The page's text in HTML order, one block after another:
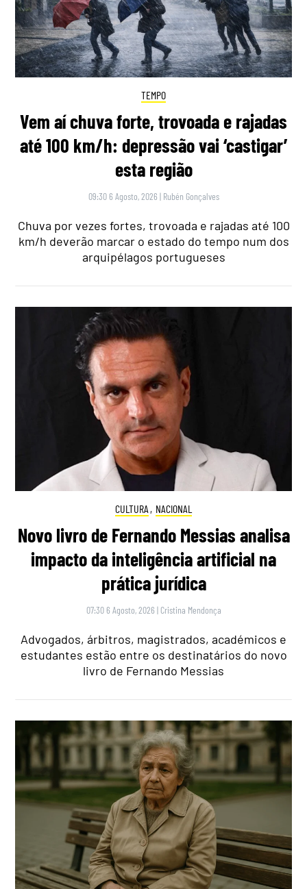
TEMPO
Vem aí chuva forte, trovoada e rajadas
até 100 km/h: depressão vai ‘castigar’
esta região
09:30 6 Agosto, 2026 | Rubén Gonçalves
Chuva por vezes fortes, trovoada e rajadas até 100
km/h deverão marcar o estado do tempo num dos
arquipélagos portugueses
CULTURA , NACIONAL
Novo livro de Fernando Messias analisa
impacto da inteligência artificial na
prática jurídica
07:30 6 Agosto, 2026 | Cristina Mendonça
Advogados, árbitros, magistrados, académicos e
estudantes estão entre os destinatários do novo
livro de Fernando Messias